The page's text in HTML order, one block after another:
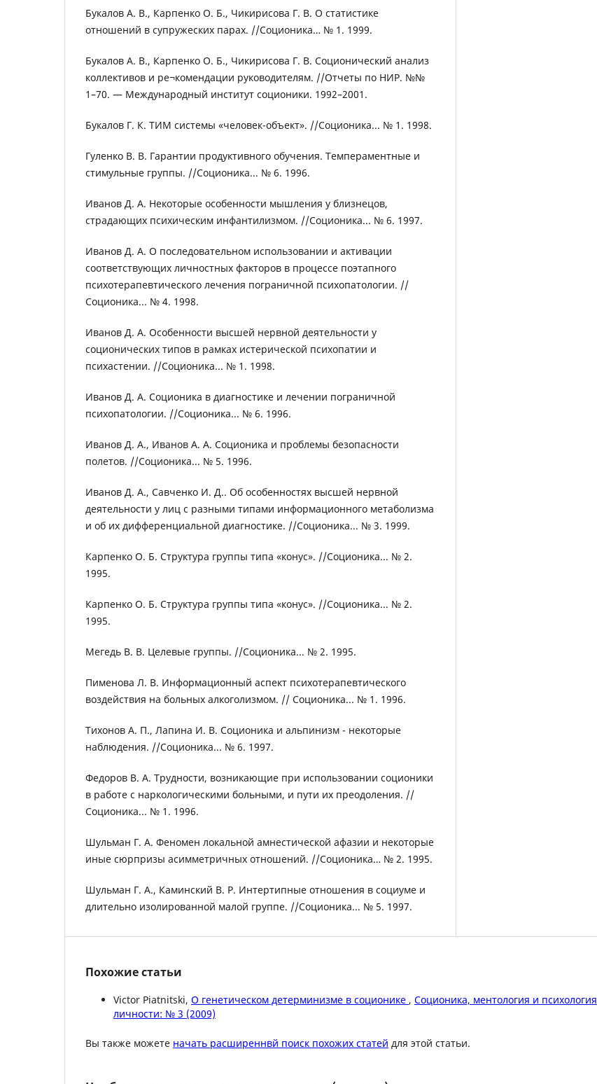
Букалов А. В., Карпенко О. Б., Чикирисова Г. В. О статистике
отношений в супружеских парах. //Соционика… № 1. 1999.
Букалов А. В., Карпенко О. Б., Чикирисова Г. В. Соционический анализ
коллективов и ре¬комендации руководителям. //Отчеты по НИР. №№
1–70. — Международный институт соционики. 1992–2001.
Букалов Г. К. ТИМ системы «человек-объект». //Соционика... № 1. 1998.
Гуленко В. В. Гарантии продуктивного обучения. Темпераментные и
стимульные группы. //Соционика... № 6. 1996.
Иванов Д. А. Некоторые особенности мышления у близнецов,
страдающих психическим инфантилизмом. //Соционика... № 6. 1997.
Иванов Д. А. О последовательном использовании и активации
соответствующих личностных факторов в процессе поэтапного
психотерапевтического лечения пограничной психопатологии. //
Соционика... № 4. 1998.
Иванов Д. А. Особенности высшей нервной деятельности у
соционических типов в рамках истерической психопатии и
психастении. //Соционика... № 1. 1998.
Иванов Д. А. Соционика в диагностике и лечении пограничной
психопатологии. //Соционика... № 6. 1996.
Иванов Д. А., Иванов А. А. Соционика и проблемы безопасности
полетов. //Соционика... № 5. 1996.
Иванов Д. А., Савченко И. Д.. Об особенностях высшей нервной
деятельности у лиц с разными типами информационного метаболизма
и об их дифференциальной диагностике. //Соционика... № 3. 1999.
Карпенко О. Б. Структура группы типа «конус». //Соционика... № 2.
1995.
Карпенко О. Б. Структура группы типа «конус». //Соционика... № 2.
1995.
Мегедь В. В. Целевые группы. //Соционика... № 2. 1995.
Пименова Л. В. Информационный аспект психотерапевтического
воздействия на больных алкоголизмом. // Соционика... № 1. 1996.
Тихонов А. П., Лапина И. В. Соционика и альпинизм - некоторые
наблюдения. //Соционика... № 6. 1997.
Федоров В. А. Трудности, возникающие при использовании соционики
в работе с наркологическими больными, и пути их преодоления. //
Соционика... № 1. 1996.
Шульман Г. А. Феномен локальной амнестической афазии и некоторые
иные сюрпризы асимметричных отношений. //Соционика… № 2. 1995.
Шульман Г. А., Каминский В. Р. Интертипные отношения в социуме и
длительно изолированной малой группе. //Соционика... № 5. 1997.
Похожие статьи
Victor Piatnitski, О генетическом детерминизме в соционике , Соционика, ментология и психология
личности: № 3 (2009)
Вы также можете начать расширеннвй поиск похожих статей для этой статьи.